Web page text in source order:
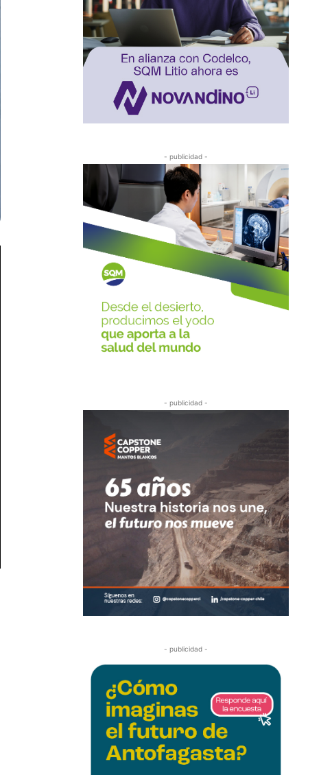
- publicidad -
- publicidad -
- publicidad -